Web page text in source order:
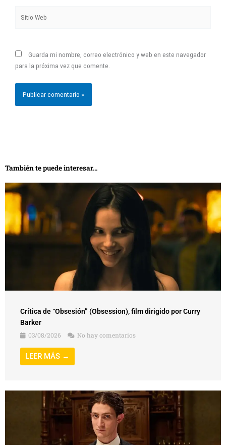
Web
Guarda mi nombre, correo electrónico y web en este navegador
para la próxima vez que comente.
También te puede interesar...
Crítica de “Obsesión” (Obsession), film dirigido por Curry
Barker
03/08/2026
No hay comentarios
LEER MÁS →